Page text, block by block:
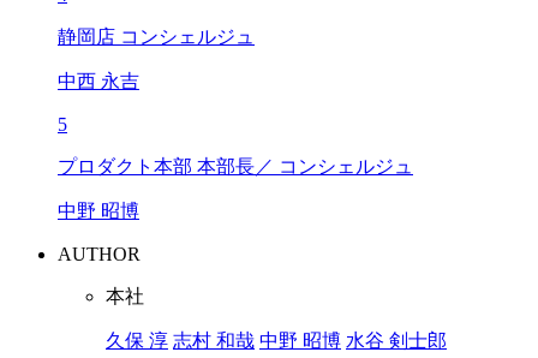
静岡店 コンシェルジュ
中西 永吉
5
プロダクト本部 本部長／ コンシェルジュ
中野 昭博
AUTHOR
本社
久保 淳 志村 和哉 中野 昭博 水谷 剣士郎